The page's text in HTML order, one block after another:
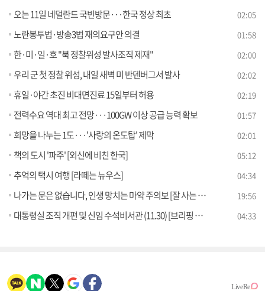
오는 11일 네덜란드 국빈방문···한국 정상 최초 02:05
노란봉투법·방송3법 재의요구안 의결 01:58
한·미·일·호 "북 정찰위성 발사조직 제재" 02:00
우리 군 첫 정찰 위성, 내일 새벽 미 반덴버그서 발사 02:02
휴일·야간 초진 비대면진료 15일부터 허용 02:19
전력수요 역대 최고 전망···100GW 이상 공급 능력 확보 01:57
희망을 나누는 1도···'사랑의 온도탑' 제막 02:01
책의 도시 '파주' [외신에 비친 한국] 05:12
추억의 택시 여행 [라떼는 뉴우스] 04:34
나가는 문은 없습니다, 인생 망치는 마약 주의보 [잘 사는 법] 19:56
대통령실 조직 개편 및 신임 수석비서관 (11.30) [브리핑 인사이트] 04:33